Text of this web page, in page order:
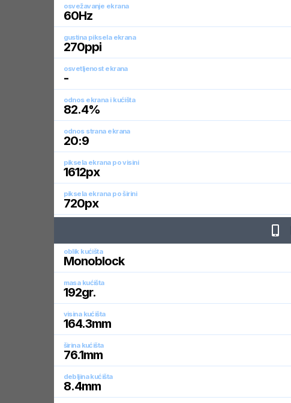
osvežavanje ekrana
60Hz
gustina piksela ekrana
270ppi
osvetljenost ekrana
-
odnos ekrana i kućišta
82.4%
odnos strana ekrana
20:9
piksela ekrana po visini
1612px
piksela ekrana po širini
720px
oblik kućišta
Monoblock
masa kućišta
192gr.
visina kućišta
164.3mm
širina kućišta
76.1mm
debljina kućišta
8.4mm